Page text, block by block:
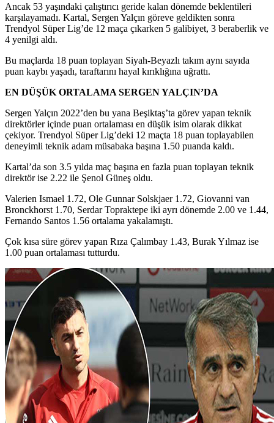
Ancak 53 yaşındaki çalıştırıcı geride kalan dönemde beklentileri
karşılayamadı. Kartal, Sergen Yalçın göreve geldikten sonra
Trendyol Süper Lig’de 12 maça çıkarken 5 galibiyet, 3 beraberlik ve
4 yenilgi aldı.
Bu maçlarda 18 puan toplayan Siyah-Beyazlı takım aynı sayıda
puan kaybı yaşadı, taraftarını hayal kırıklığına uğrattı.
EN DÜŞÜK ORTALAMA SERGEN YALÇIN’DA
Sergen Yalçın 2022’den bu yana Beşiktaş’ta görev yapan teknik
direktörler içinde puan ortalaması en düşük isim olarak dikkat
çekiyor. Trendyol Süper Lig’deki 12 maçta 18 puan toplayabilen
deneyimli teknik adam müsabaka başına 1.50 puanda kaldı.
Kartal’da son 3.5 yılda maç başına en fazla puan toplayan teknik
direktör ise 2.22 ile Şenol Güneş oldu.
Valerien Ismael 1.72, Ole Gunnar Solskjaer 1.72, Giovanni van
Bronckhorst 1.70, Serdar Topraktepe iki ayrı dönemde 2.00 ve 1.44,
Fernando Santos 1.56 ortalama yakalamıştı.
Çok kısa süre görev yapan Rıza Çalımbay 1.43, Burak Yılmaz ise
1.00 puan ortalaması tutturdu.